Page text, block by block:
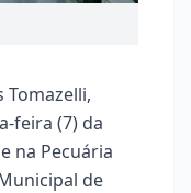
feira (7) da
na Pecuária
de